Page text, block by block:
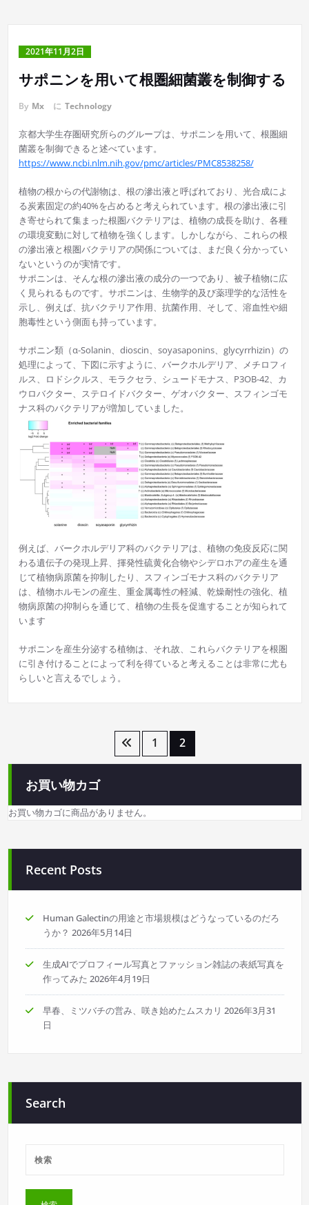
2021年11月2日
サポニンを用いて根圏細菌叢を制御する
By Mx に Technology
京都大学生存圏研究所らのグループは、サポニンを用いて、根圏細
菌叢を制御できると述べています。
https://www.ncbi.nlm.nih.gov/pmc/articles/PMC8538258/
植物の根からの代謝物は、根の滲出液と呼ばれており、光合成によ
る炭素固定の約40%を占めると考えられています。根の滲出液に引
き寄せられて集まった根圏バクテリアは、植物の成長を助け、各種
の環境変動に対して植物を強くします。しかしながら、これらの根
の滲出液と根圏バクテリアの関係については、まだ良く分かってい
ないというのが実情です。
サポニンは、そんな根の滲出液の成分の一つであり、被子植物に広
く見られるものです。サポニンは、生物学的及び薬理学的な活性を
示し、例えば、抗バクテリア作用、抗菌作用、そして、溶血性や細
胞毒性という側面も持っています。
サポニン類（α-Solanin、dioscin、soyasaponins、glycyrrhizin）の
処理によって、下図に示すように、バークホルデリア、メチロフィ
ルス、ロドシクルス、モラクセラ、シュードモナス、P3OB-42、カ
ウロバクター、ステロイドバクター、ゲオバクター、スフィンゴモ
ナス科のバクテリアが増加していました。
例えば、バークホルデリア科のバクテリアは、植物の免疫反応に関
わる遺伝子の発現上昇、揮発性硫黄化合物やシデロホアの産生を通
じて植物病原菌を抑制したり、スフィンゴモナス科のバクテリア
は、植物ホルモンの産生、重金属毒性の軽減、乾燥耐性の強化、植
物病原菌の抑制らを通じて、植物の生長を促進することが知られて
います
サポニンを産生分泌する植物は、それ故、これらバクテリアを根圏
に引き付けることによって利を得ていると考えることは非常に尤も
らしいと言えるでしょう。
の
ジ
1 2
お買い物カゴ
お買い物カゴに商品がありません。
Recent Posts
Human Galectinの用途と市場規模はどうなっているのだろ
うか？ 2026年5月14日
生成AIでプロフィール写真とファッション雑誌の表紙写真を
作ってみた 2026年4月19日
早春、ミツバチの営み、咲き始めたムスカリ 2026年3月31
日
Search